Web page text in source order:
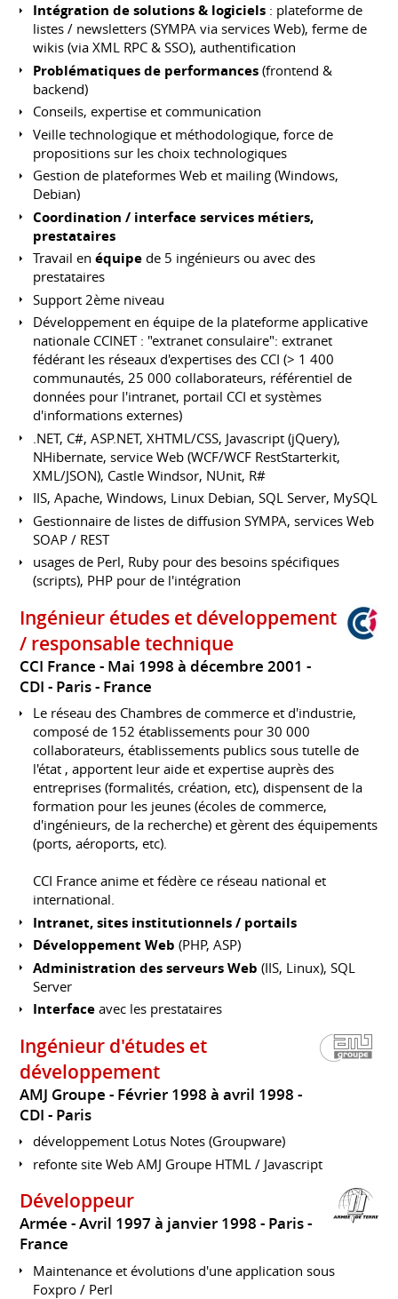
Intégration de solutions & logiciels : plateforme de
listes / newsletters (SYMPA via services Web), ferme de
wikis (via XML RPC & SSO), authentification
Problématiques de performances (frontend &
backend)
Conseils, expertise et communication
Veille technologique et méthodologique, force de
propositions sur les choix technologiques
Gestion de plateformes Web et mailing (Windows,
Debian)
Coordination / interface services métiers,
prestataires
Travail enéquipe de 5 ingénieurs ou avec des
prestataires
Support 2ème niveau
Développement en équipe de la plateforme applicative
nationale CCINET : "extranet consulaire": extranet
fédérant les réseaux d'expertises des CCI (> 1 400
communautés, 25 000 collaborateurs, référentiel de
données pour l'intranet, portail CCI et systèmes
d'informations externes)
.NET, C#, ASP.NET, XHTML/CSS, Javascript (jQuery),
NHibernate, service Web (WCF/WCF RestStarterkit,
XML/JSON), Castle Windsor, NUnit, R#
IIS, Apache, Windows, Linux Debian, SQL Server, MySQL
Gestionnaire de listes de diffusion SYMPA, services Web
SOAP / REST
usages de Perl, Ruby pour des besoins spécifiques
(scripts), PHP pour de l'intégration
Ingénieur études et développement
/ responsable technique
CCI France
Mai 1998 à décembre 2001
CDI
Paris France
Le réseau des Chambres de commerce et d'industrie,
composé de 152 établissements pour 30 000
collaborateurs, établissements publics sous tutelle de
l'état , apportent leur aide et expertise auprès des
entreprises (formalités, création, etc), dispensent de la
formation pour les jeunes (écoles de commerce,
d'ingénieurs, de la recherche) et gèrent des équipements
(ports, aéroports, etc).
CCI France anime et fédère ce réseau national et
international.
Intranet, sites institutionnels / portails
Développement Web (PHP, ASP)
Administration des serveurs Web (IIS, Linux), SQL
Server
Interface avec les prestataires
Ingénieur d'études et
développement
AMJ Groupe
Février 1998 à avril 1998
CDI
Paris
développement Lotus Notes (Groupware)
refonte site Web AMJ Groupe HTML / Javascript
Développeur
Armée Avril 1997 à janvier 1998 Paris
France
Maintenance et évolutions d'une application sous
Foxpro / Perl